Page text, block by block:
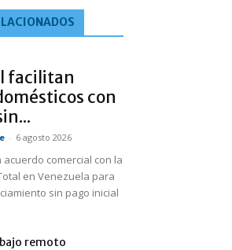
facilitan
con
- 6 agosto 2026
acuerdo comercial con la
en Venezuela para
sin pago inicial
remoto